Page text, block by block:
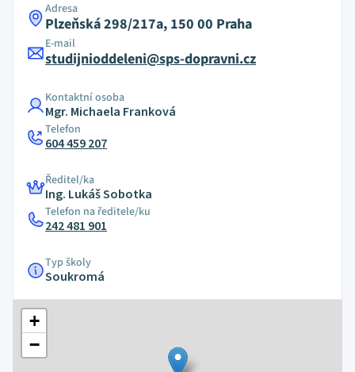
Adresa
Plzeňská 298/217a, 150 00 Praha
E-mail
studijnioddeleni@sps-dopravni.cz
Kontaktní osoba
Mgr. Michaela Franková
Telefon
604 459 207
Ředitel/ka
Ing. Lukáš Sobotka
Telefon na ředitele/ku
242 481 901
Typ školy
Soukromá
+
−